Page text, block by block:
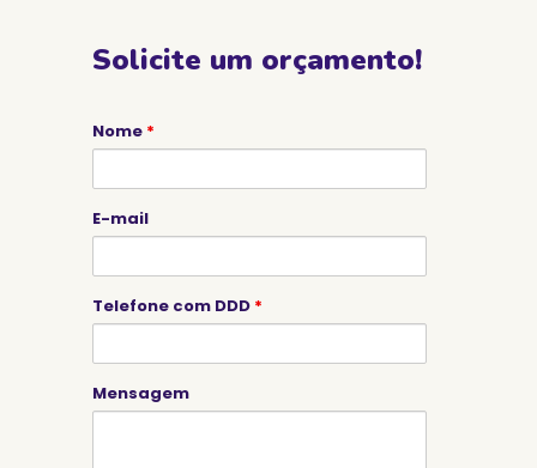
Solicite um orçamento!
Nome *
E-mail
Telefone com DDD *
Mensagem